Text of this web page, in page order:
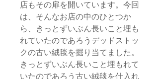
店もその扉を開いています。今回
は、そんなお店の中のひとつか
ら、きっとずいぶん長いこと埋も
れていたのであろうデッドストッ
クの古い絨毯を掘り当てました。
きっとずいぶん長いこと埋もれて
いたのであろう古い絨毯を仕入れ